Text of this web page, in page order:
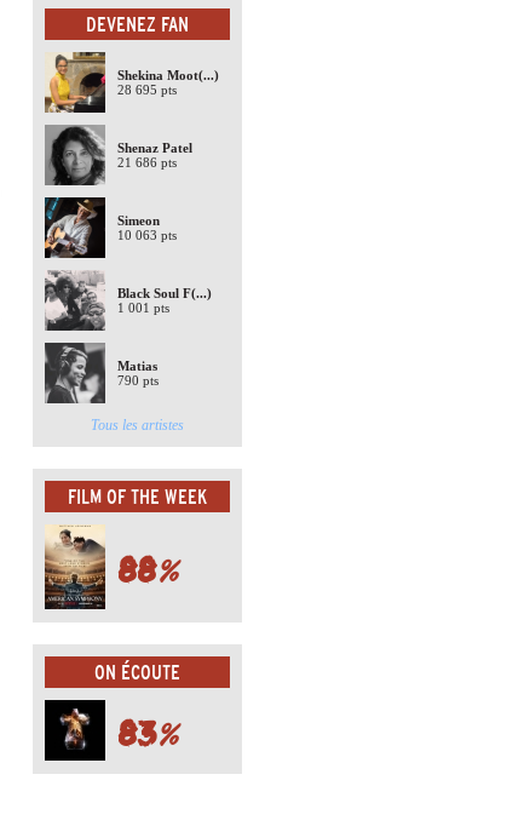
DEVENEZ FAN
Shekina Moot(...)
28 695 pts
Shenaz Patel
21 686 pts
Simeon
10 063 pts
Black Soul F(...)
1 001 pts
Matias
790 pts
Tous les artistes
FILM OF THE WEEK
88%
ON ÉCOUTE
83%